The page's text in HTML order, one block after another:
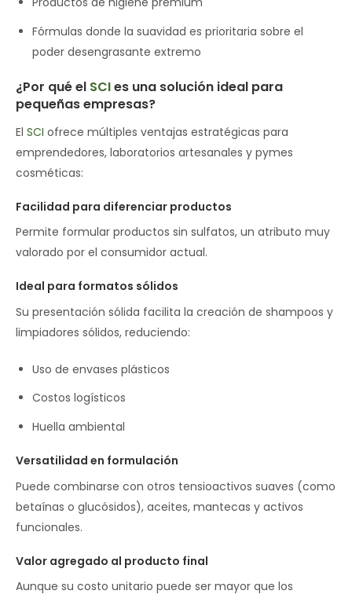
Fórmulas donde la suavidad es prioritaria sobre el
poder desengrasante extremo
¿Por qué el SCIes una solución ideal para
pequeñas empresas?
El SCI ofrece múltiples ventajas estratégicas para
emprendedores, laboratorios artesanales y pymes
cosméticas:
Facilidad para diferenciar productos
Permite formular productos sin sulfatos, un atributo muy
valorado por el consumidor actual.
Ideal para formatos sólidos
Su presentación sólida facilita la creación de shampoos y
limpiadores sólidos, reduciendo:
Uso de envases plásticos
Costos logísticos
Huella ambiental
Versatilidad en formulación
Puede combinarse con otros tensioactivos suaves (como
betaínas o glucósidos), aceites, mantecas y activos
funcionales.
Valor agregado al producto final
Aunque su costo unitario puede ser mayor que los